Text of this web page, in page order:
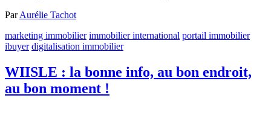
ParAurélie Tachot
marketing immobilier immobilier international portail immobilier
ibuyer digitalisation immobilier
WIISLE : la bonne info, au bon endroit,
au bon moment !